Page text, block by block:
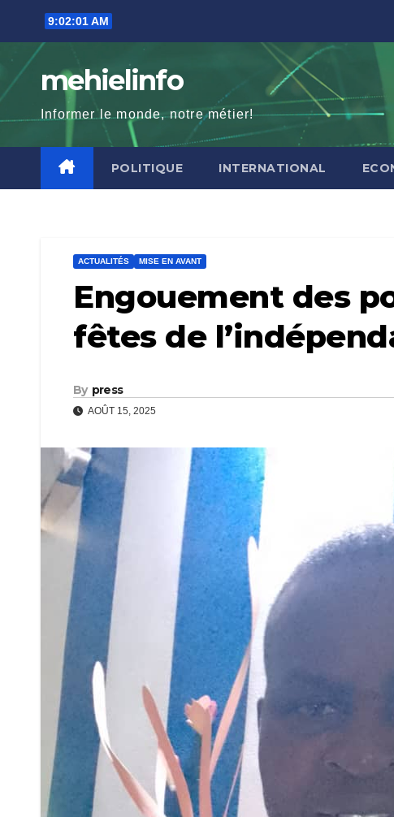
content
9:02:02 AM
mehielinfo
Informer le monde, notre métier!
POLITIQUE INTERNATIONAL
ACTUALITÉS MISE EN AVANT
Engouement des
fêtes de
By press
AOÛT 15, 2025